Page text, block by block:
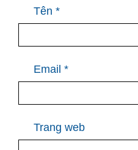
Tên *
Email *
Trang web